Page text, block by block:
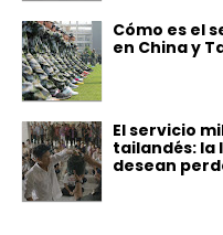
Cómo es el
en China y
El servicio
tailandés: la
desean